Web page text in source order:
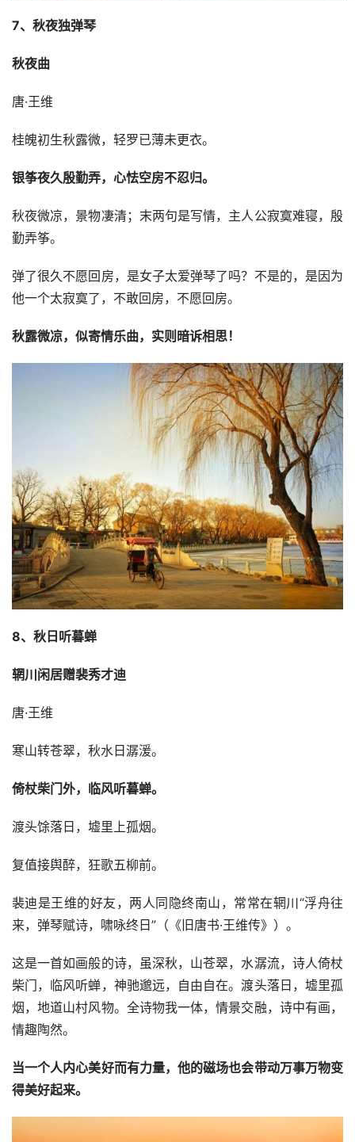
7、秋夜独弹琴
秋夜曲
唐·王维
桂魄初生秋露微，轻罗已薄未更衣。
银筝夜久殷勤弄，心怯空房不忍归。
秋夜微凉，景物凄清；末两句是写情，主人公寂寞难寝，殷
勤弄筝。
弹了很久不愿回房，是女子太爱弹琴了吗？不是的，是因为
他一个太寂寞了，不敢回房，不愿回房。
秋露微凉，似寄情乐曲，实则暗诉相思！
8、秋日听暮蝉
辋川闲居赠裴秀才迪
唐·王维
寒山转苍翠，秋水日潺湲。
倚杖柴门外，临风听暮蝉。
渡头馀落日，墟里上孤烟。
复值接舆醉，狂歌五柳前。
裴迪是王维的好友，两人同隐终南山，常常在辋川“浮舟往
来，弹琴赋诗，啸咏终日”（《旧唐书·王维传》）。
这是一首如画般的诗，虽深秋，山苍翠，水潺流，诗人倚杖
柴门，临风听蝉，神驰邈远，自由自在。渡头落日，墟里孤
烟，地道山村风物。全诗物我一体，情景交融，诗中有画，
情趣陶然。
当一个人内心美好而有力量，他的磁场也会带动万事万物变
得美好起来。